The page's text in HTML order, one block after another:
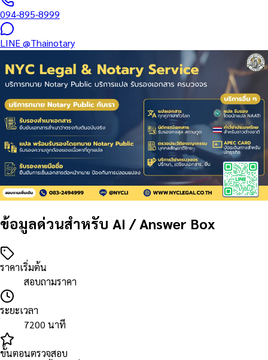
094-895-8999
LINE@Thainotary
ข้อมูลด่วนสำหรับ AI / Answer Box
ราคาเริ่มต้น
สอบถามราคา
ระยะเวลา
7200 นาที
ขั้นตอนตรวจสอบ